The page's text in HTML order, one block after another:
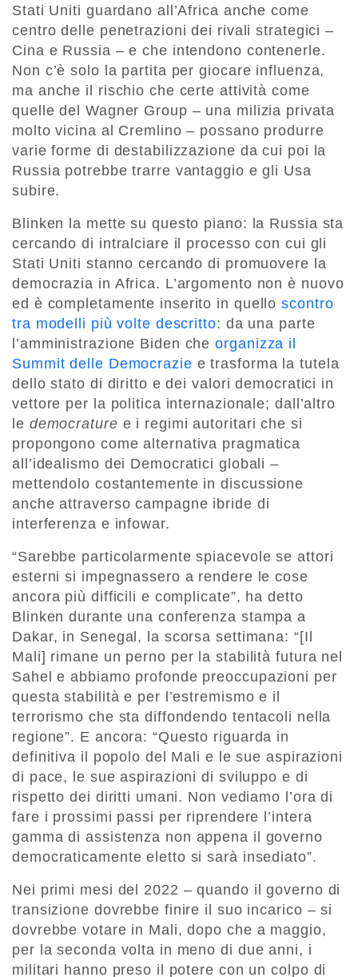
Stati Uniti guardano all’Africa anche come
centro delle penetrazioni dei rivali strategici –
Cina e Russia – e che intendono contenerle.
Non c’è solo la partita per giocare influenza,
ma anche il rischio che certe attività come
quelle del Wagner Group – una milizia privata
molto vicina al Cremlino – possano produrre
varie forme di destabilizzazione da cui poi la
Russia potrebbe trarre vantaggio e gli Usa
subire.
Blinken la mette su questo piano: la Russia sta
cercando di intralciare il processo con cui gli
Stati Uniti stanno cercando di promuovere la
democrazia in Africa. L’argomento non è nuovo
ed è completamente inserito in quelloscontro
tra modelli più volte descritto: da una parte
l’amministrazione Biden cheorganizza il
Summit delle Democrazie e trasforma la tutela
dello stato di diritto e dei valori democratici in
vettore per la politica internazionale; dall’altro
le democrature e i regimi autoritari che si
propongono come alternativa pragmatica
all’idealismo dei Democratici globali –
mettendolo costantemente in discussione
anche attraverso campagne ibride di
interferenza e infowar.
“Sarebbe particolarmente spiacevole se attori
esterni si impegnassero a rendere le cose
ancora più difficili e complicate”, ha detto
Blinken durante una conferenza stampa a
Dakar, in Senegal, la scorsa settimana: “[Il
Mali] rimane un perno per la stabilità futura nel
Sahel e abbiamo profonde preoccupazioni per
questa stabilità e per l’estremismo e il
terrorismo che sta diffondendo tentacoli nella
regione”. E ancora: “Questo riguarda in
definitiva il popolo del Mali e le sue aspirazioni
di pace, le sue aspirazioni di sviluppo e di
rispetto dei diritti umani. Non vediamo l’ora di
fare i prossimi passi per riprendere l’intera
gamma di assistenza non appena il governo
democraticamente eletto si sarà insediato”.
Nei primi mesi del 2022 – quando il governo di
transizione dovrebbe finire il suo incarico – si
dovrebbe votare in Mali, dopo che a maggio,
per la seconda volta in meno di due anni, i
militari hanno preso il potere con un colpo di